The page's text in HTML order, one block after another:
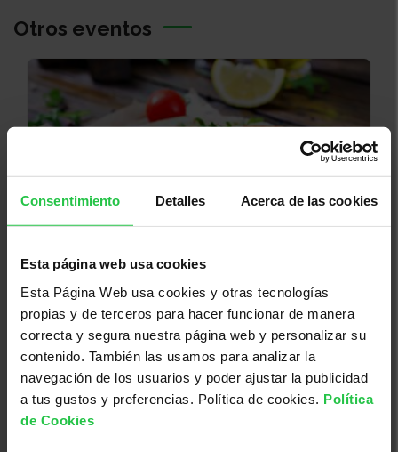
Consentimiento Detalles Acerca de las cookies
Esta página web usa cookies
Esta Página Web usa cookies y otras tecnologías
propias y de terceros para hacer funcionar de manera
correcta y segura nuestra página web y personalizar su
contenido. También las usamos para analizar la
navegación de los usuarios y poder ajustar la publicidad
a tus gustos y preferencias. Política de cookies. Política
de Cookies
Otros eventos
13/08/2026
XI concurs solidari d'albergínies
plenes i coques - Ciutadella